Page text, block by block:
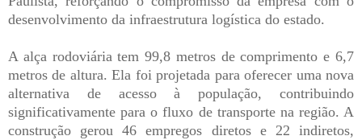
desenvolvimento da infraestrutura logística do estado.
A alça rodoviária tem 99,8 metros de comprimento e 6,7
metros de altura. Ela foi projetada para oferecer uma nova
alternativa de acesso à população, contribuindo
significativamente para o fluxo de transporte na região. A
construção gerou 46 empregos diretos e 22 indiretos,